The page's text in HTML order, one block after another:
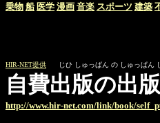
乗物 船 医学 漫画 音楽 スポーツ 建築
HIR-NET提供 じひ しゅっぱん の しゅっぱん
自費出版の出
http://www.hir-net.com/link/book/